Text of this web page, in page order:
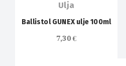
Ulja
Ballistol GUNEX ulje 100ml
7,30€